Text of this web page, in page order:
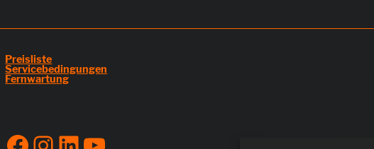
Preisliste
Servicebedingungen
Fernwartung